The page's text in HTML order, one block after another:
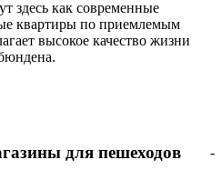
здесь как современные
квартиры по приемлемым
высокое качество жизни
для пешеходов -